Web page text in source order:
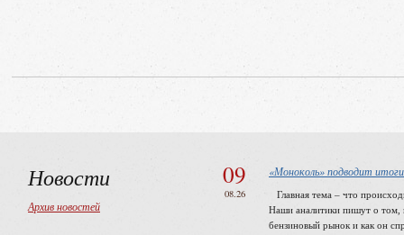
Новости
Архив новостей
09
08.26
«Моноколь» подводит
Главная тема – что
Наши аналитики пишут о том,
бензиновый рынок и как он